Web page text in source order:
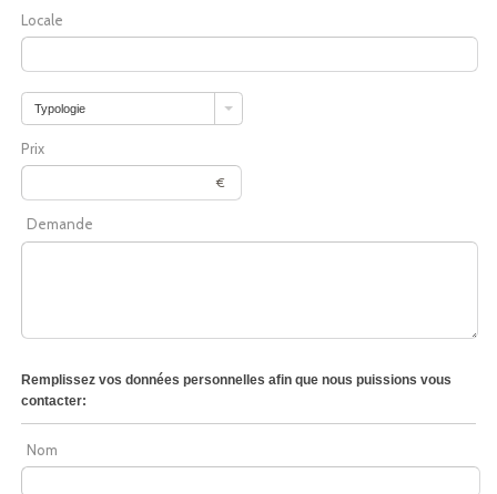
Locale
Typologie
Prix
€
Demande
Remplissez vos données personnelles afin que nous puissions vous
contacter:
Nom